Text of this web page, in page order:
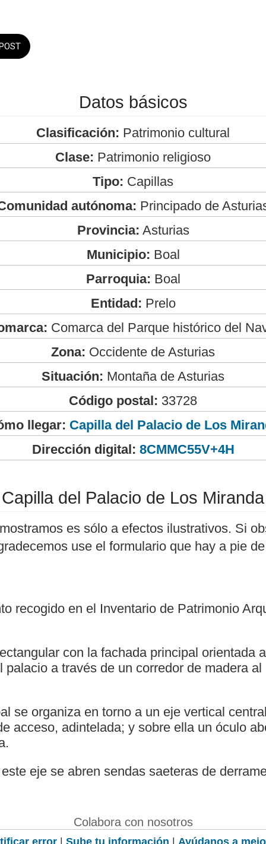
Datos básicos
Clasificación: Patrimonio cultural
Clase: Patrimonio religioso
Tipo: Capillas
autónoma: Principado de
Provincia: Asturias
Municipio: Boal
Parroquia: Boal
Entidad: Prelo
Comarca del Parque histórico del
Zona: Occidente de Asturias
Situación: Montaña de Asturias
Código postal: 33728
llegar: Capilla del Palacio de Los
Dirección digital: 8CMMC55V+4H
Capilla del Palacio de Los Miranda
es sólo a efectos ilustrativos. Si
use el formulario que hay a pie
recogido en el Inventario de Patrimonio
con la fachada principal orientada
palacio a través de un corredor de madera
se organiza en torno a un eje vertical
acceso, adintelada; y sobre ella un óculo
eje se abren sendas saeteras de
Colabora con nosotros
error | Sube tu información | Ayúdanos a